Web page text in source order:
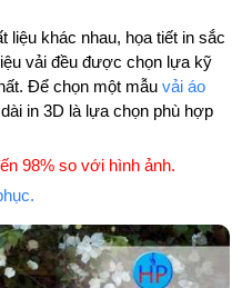
liệu khác nhau, họa tiết in sắc
vải đều được chọn lựa kỹ
Để chọn một mẫu vải áo
in 3D là lựa chọn phù hợp
98% so với hình ảnh.